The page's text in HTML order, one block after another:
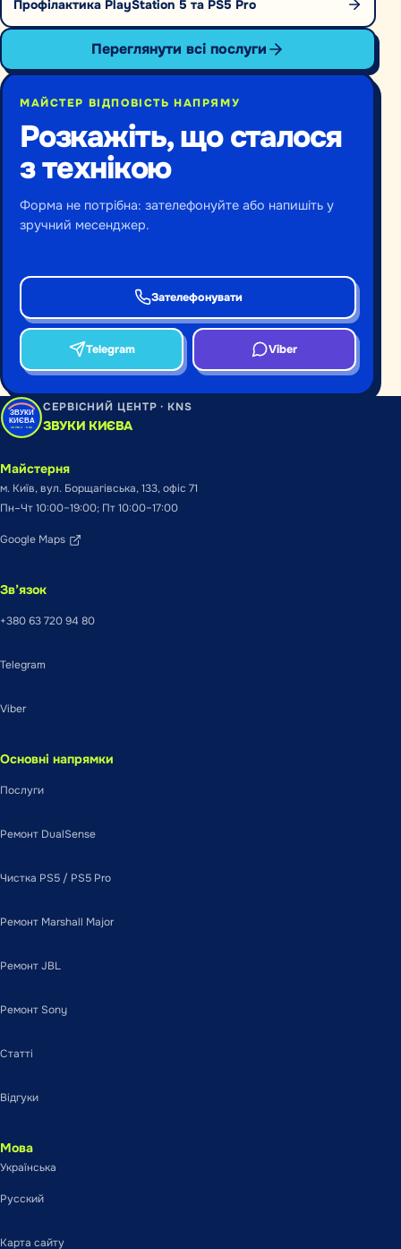
Профілактика PlayStation 5 та PS5 Pro
Переглянути всі послуги
МАЙСТЕР ВІДПОВІСТЬ НАПРЯМУ
Розкажіть, що сталося
з технікою
Форма не потрібна: зателефонуйте або напишіть у
зручний месенджер.
Зателефонувати
Telegram Viber
СЕРВІСНИЙ ЦЕНТР · KNS
ЗВУКИ КИЄВА
Майстерня
м. Київ, вул. Борщагівська, 133, офіс 71
Пн–Чт 10:00–19:00; Пт 10:00–17:00
Google Maps
Зв’язок
+380 63 720 94 80
Telegram
Viber
Основні напрямки
Послуги
Ремонт DualSense
Чистка PS5 / PS5 Pro
Ремонт Marshall Major
Ремонт JBL
Ремонт Sony
Статті
Відгуки
Мова
Українська
Русский
Карта сайту